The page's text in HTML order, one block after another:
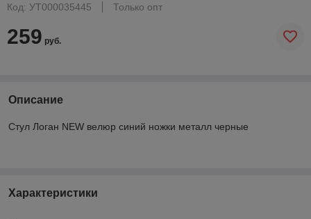
Код: УТ000035445
Только опт
259 руб.
Описание
Стул Логан NEW велюр синий ножки металл черные
Характеристики